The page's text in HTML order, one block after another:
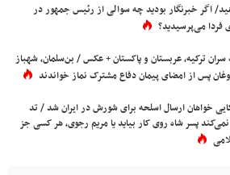
اگر خبرنگار بودید چه سوالی از رئیس جمهور در
می‌پرسیدید؟
ترکیه، عربستان و پاکستان + عکس / بن‌سلمان، شهباز
پس از امضای پیمان دفاع مشترک نماز خواندند
خواهان ارسال اسلحه برای شورش در ایران شد / تد
پسر شاه روی کار بیاید یا مریم رجوی، هر کسی جز